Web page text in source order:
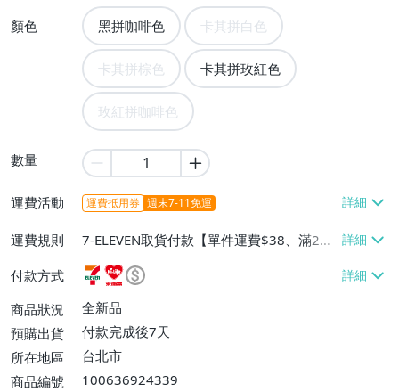
顏色 黑拼咖啡色 卡其拼白色
卡其拼棕色 卡其拼玫紅色
玫紅拼咖啡色
數量
運費活動 運費抵用券 週末7-11免運
運費規則
7-ELEVEN取貨付款【單件運費$38、滿2件
或消費滿$1000免運費】、7-ELEVEN取貨
不付款【單件運費$38、滿2件或消費滿$10
00免運費】、萊爾富取貨付款【單件運費
$60、滿2件或消費滿$1000免運費】、宅
配/貨運【單件運費$60、滿2件或消費滿$1
000免運費】
付款方式
商品狀況
全新品
預購出貨
付款完成後7天
所在地區
台北市
商品編號
100636924339